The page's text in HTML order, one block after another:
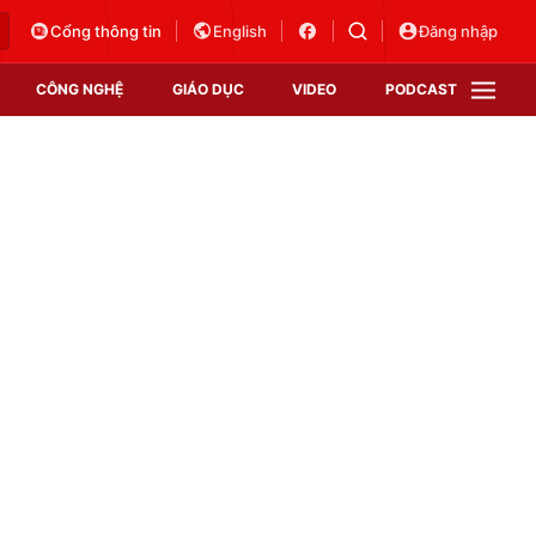
Cổng thông tin English Đăng nhập
CÔNG NGHỆ GIÁO DỤC VIDEO PODCAST